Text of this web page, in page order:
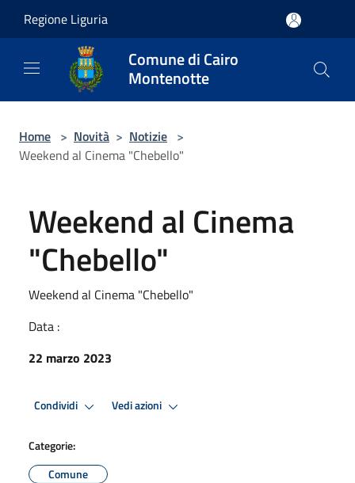
Regione Liguria
Comune di Cairo
Montenotte
Home > Novità > Notizie >
Weekend al Cinema "Chebello"
Weekend al Cinema
"Chebello"
Weekend al Cinema "Chebello"
Data :
22 marzo 2023
Condividi Vedi azioni
Categorie:
Comune